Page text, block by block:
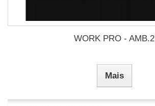
WORK PRO - AMB.2
Mais